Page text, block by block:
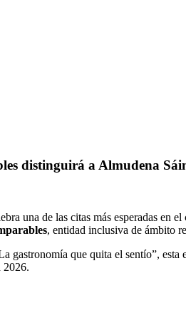
distinguirá a Almudena
una de las citas más esperadas en
, entidad inclusiva de ámbito
gastronomía que quita el sentío”,
2026.